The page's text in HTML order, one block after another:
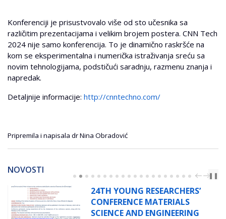
Konferenciji je prisustvovalo više od sto učesnika sa
različitim prezentacijama i velikim brojem postera. CNN Tech
2024 nije samo konferencija. To je dinamično raskršće na
kom se eksperimentalna i numerička istraživanja sreću sa
novim tehnologijama, podstičući saradnju, razmenu znanja i
napredak.
Detaljnije informacije: http://cnntechno.com/
Pripremila i napisala dr Nina Obradović
NOVOSTI
PREVNEXT
❚❚
MATERIALS
RADIONICA
SIMULACIJA
ZA